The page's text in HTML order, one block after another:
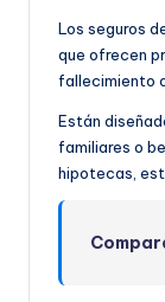
Los seguros
que ofrecen
fallecimiento
Están
familiares o
hipotecas,